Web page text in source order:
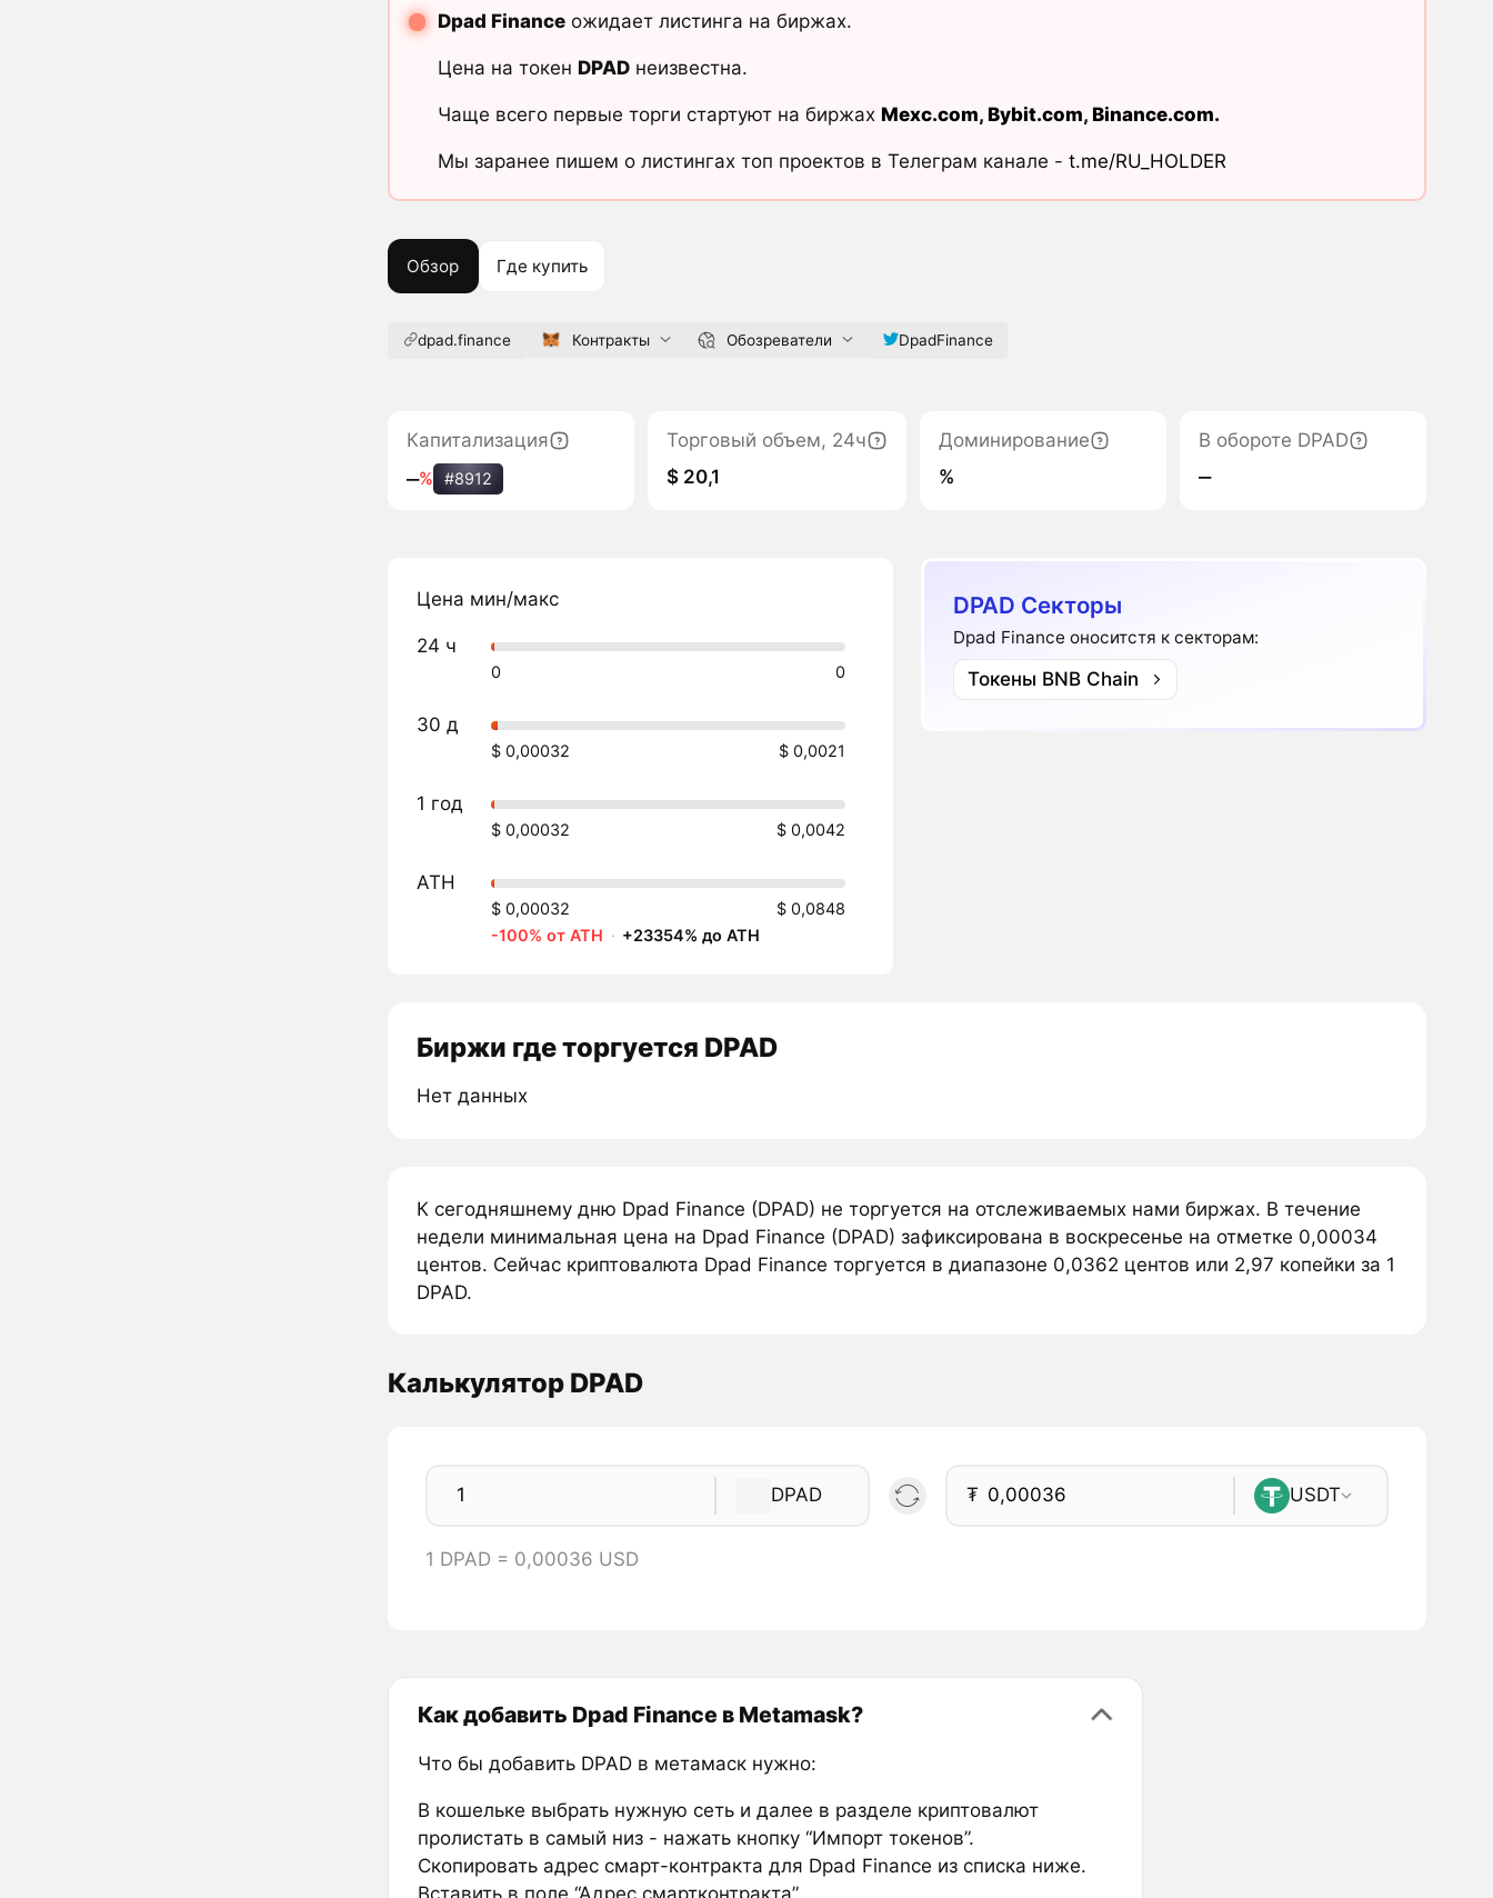
Dpad Financeожидает листинга на биржах.
Цена на токен DPADнеизвестна.
Чаще всего первые торги стартуют на биржах Mexc.com, Bybit.com, Binance.com.
Мы заранее пишем о листингах топ проектов в Телеграм канале - t.me/RU_HOLDER
Обзор Где купить
dpad.finance Контракты Обозреватели DpadFinance
Капитализация
‒% #8912
Торговый объем, 24ч
$ 20,1
Доминирование
%
В обороте DPAD
‒
Цена мин/макс
24 ч
0 0
30 д
$ 0,00032 $ 0,0021
1 год
$ 0,00032 $ 0,0042
ATH
$ 0,00032
$ 0,0848
-100% от ATH · +23354% до ATH
DPAD Секторы
Dpad Finance оноситстя к секторам:
Токены BNB Chain
Биржи где торгуется DPAD
Нет данных
К сегодняшнему дню Dpad Finance (DPAD) не торгуется на отслеживаемых нами биржах. В течение
недели минимальная цена на Dpad Finance (DPAD) зафиксирована в воскресенье на отметке 0,00034
центов. Сейчас криптовалюта Dpad Finance торгуется в диапазоне 0,0362 центов или 2,97 копейки за 1
DPAD.
Калькулятор DPAD
DPAD ₮ USDT
1 DPAD = 0,00036 USD
Как добавить Dpad Finance в Metamask?
Что бы добавить DPAD в метамаск нужно:
В кошельке выбрать нужную сеть и далее в разделе криптовалют
пролистать в самый низ - нажать кнопку “Импорт токенов”.
Скопировать адрес смарт-контракта для Dpad Finance из списка ниже.